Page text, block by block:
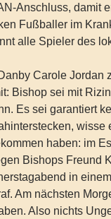
Anschluss, damit
Fußballer im
alle Spieler des
Carole Jordan
Bishop sei mit
Es sei garantiert
wisse
haben: im
Bishops Freund
in
Am nächsten
Also nichts